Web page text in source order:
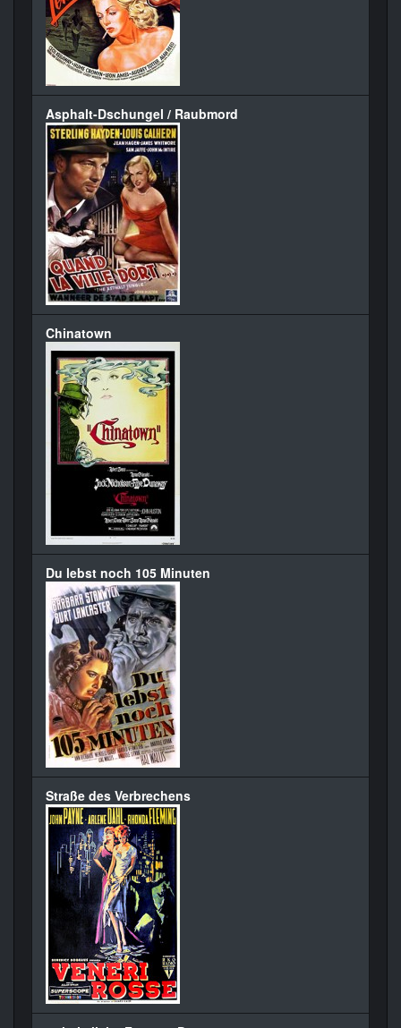
Asphalt-Dschungel / Raubmord
Chinatown
Du lebst noch 105 Minuten
Straße des Verbrechens